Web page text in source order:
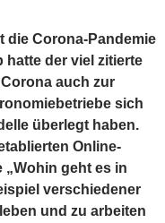
die Corona-Pandemie
hatte der viel zitierte
auch zur
sich
überlegt haben.
Online-
„Wohin geht es in
verschiedener
und zu arbeiten